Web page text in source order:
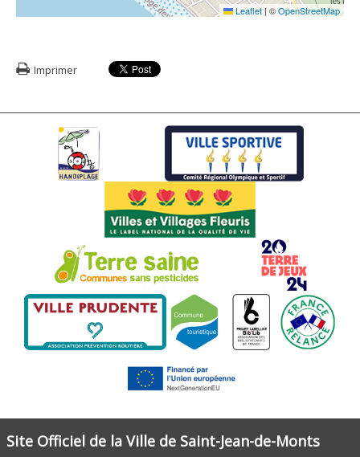
Leaflet | ©OpenStreetMap
Imprimer
Site Officiel de la Ville de Saint-Jean-de-Monts